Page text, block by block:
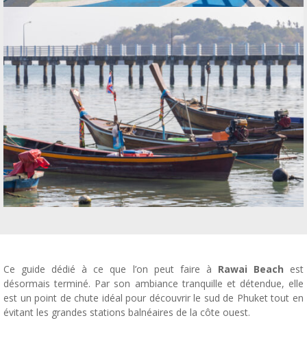
Ce guide dédié à ce que l’on peut faire à Rawai Beach est
désormais terminé. Par son ambiance tranquille et détendue, elle
est un point de chute idéal pour découvrir le sud de Phuket tout en
évitant les grandes stations balnéaires de la côte ouest.